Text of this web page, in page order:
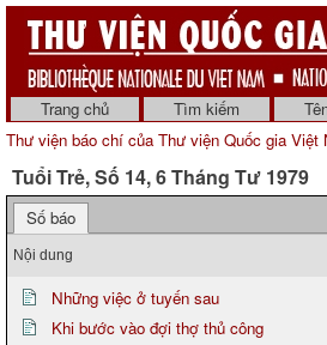
Trang chủ Tìm kiếm
Thư viện báo chí của Thư viện Quốc gia Việt
Tuổi Trẻ, Số 14, 6 Tháng Tư 1979
Số báo
Nội dung
Những việc ở tuyến sau
Khi bước vào đợi thợ thủ công